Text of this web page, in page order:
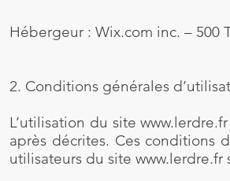
Hébergeur : Wix.com inc. – 500
2. Conditions générales
L’utilisation du sitewww.lerdre.fr
après décrites. Ces conditions
utilisateurs du site www.lerdre.fr